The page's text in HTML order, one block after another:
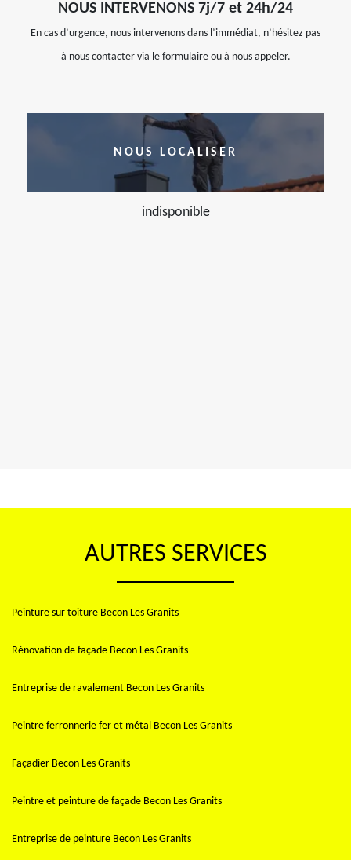
NOUS INTERVENONS 7j/7 et 24h/24
En cas d’urgence, nous intervenons dans l’immédiat, n’hésitez pas
à nous contacter via le formulaire ou à nous appeler.
NOUS LOCALISER
indisponible
AUTRES SERVICES
Peinture sur toiture Becon Les Granits
Rénovation de façade Becon Les Granits
Entreprise de ravalement Becon Les Granits
Peintre ferronnerie fer et métal Becon Les Granits
Façadier Becon Les Granits
Peintre et peinture de façade Becon Les Granits
Entreprise de peinture Becon Les Granits